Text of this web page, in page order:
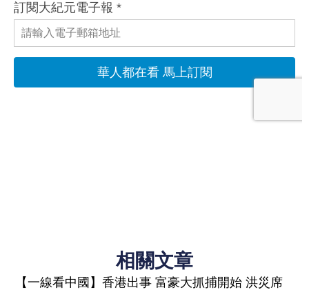
相關文章
【一線看中國】香港出事 富豪大抓捕開始 洪災席